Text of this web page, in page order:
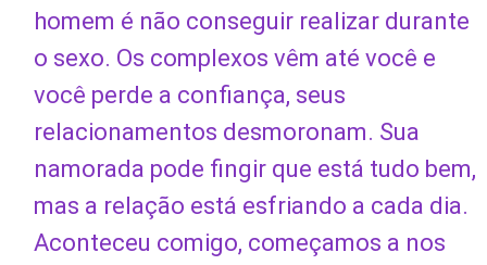
homem é não conseguir realizar durante
o sexo. Os complexos vêm até você e
você perde a confiança, seus
relacionamentos desmoronam. Sua
namorada pode fingir que está tudo bem,
mas a relação está esfriando a cada dia.
Aconteceu comigo, começamos a nos